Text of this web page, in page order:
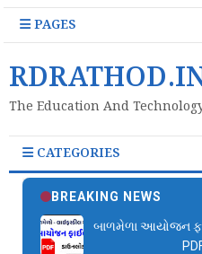
PAGES
The Education And
CATEGORIES
BREAKING NEWS
બાળમેળા આયોજન